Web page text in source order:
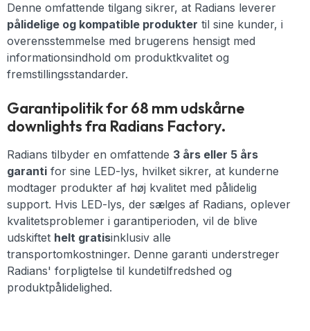
Denne omfattende tilgang sikrer, at Radians leverer
pålidelige og kompatible produkter til sine kunder, i
overensstemmelse med brugerens hensigt med
informationsindhold om produktkvalitet og
fremstillingsstandarder.
Garantipolitik for 68 mm udskårne
downlights fra Radians Factory.
Radians tilbyder en omfattende 3 års eller 5 års
garanti for sine LED-lys, hvilket sikrer, at kunderne
modtager produkter af høj kvalitet med pålidelig
support. Hvis LED-lys, der sælges af Radians, oplever
kvalitetsproblemer i garantiperioden, vil de blive
udskiftet helt gratisinklusiv alle
transportomkostninger. Denne garanti understreger
Radians' forpligtelse til kundetilfredshed og
produktpålidelighed.